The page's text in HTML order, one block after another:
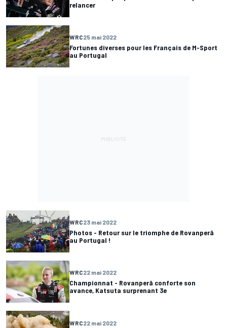
relancer
WRC25 mai 2022
Fortunes diverses pour les Français de M-Sport
au Portugal
WRC23 mai 2022
Photos - Retour sur le triomphe de Rovanperä
au Portugal !
WRC22 mai 2022
Championnat - Rovanperä conforte son
avance, Katsuta surprenant 3e
WRC22 mai 2022